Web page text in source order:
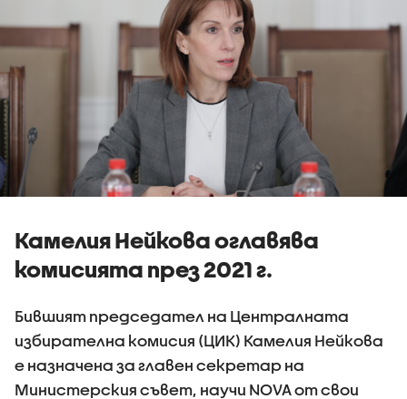
Камелия Нейкова оглавява
комисията през 2021 г.
Бившият председател на Централната
избирателна комисия (ЦИК) Камелия Нейкова
е назначена за главен секретар на
Министерския съвет, научи NOVA от свои